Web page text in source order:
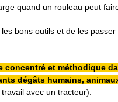
quand un rouleau peut
bons outils et de les
concentré et méthodique
dégâts humains,
avec un tracteur).